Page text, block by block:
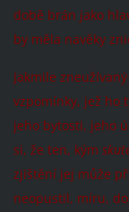
době brán jako
by měla navěky
Jakmile
vzpomínky, jež ho
jeho bytosti, jeho
si, že ten, kým
zjištění jej může
neopustil, míru,